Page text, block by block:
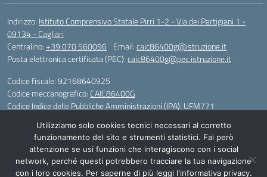
Indirizzo: Istituto Comprensivo Statale Pirri 1-2 - Via dei Partigiani 1 -
09134 - Cagliari
Centralino:+39 070 560096 Email:caic86400g@istruzione.it
Posta elettronica certificata (PEC):caic86400g@pec.istruzione.it
Codice fiscale: 92168640925
Codice meccanografico: CAIC86400G
Codice Indice delle Pubbliche Amministrazioni (IPA): UFM771
IBAN - IT 46 W 0101504808000070626497
Idea e progetto di Designers Italia
Utilizziamo solo cookies tecnici necessari al corretto
funzionamento del sito e strumenti statistici. Fai però
attenzione se usi funzioni che interagiscono con i social
network, perché questi potrebbero tracciare la tua navigazione
con i loro cookies. Per saperne di più leggi l'informativa privacy.